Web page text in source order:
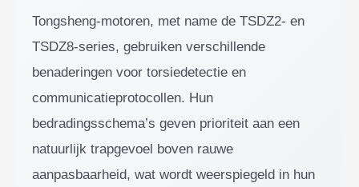
Tongsheng-motoren, met name de TSDZ2- en
TSDZ8-series, gebruiken verschillende
benaderingen voor torsiedetectie en
communicatieprotocollen. Hun
bedradingsschema’s geven prioriteit aan een
natuurlijk trapgevoel boven rauwe
aanpasbaarheid, wat wordt weerspiegeld in hun